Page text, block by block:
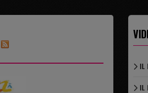
IL
IL